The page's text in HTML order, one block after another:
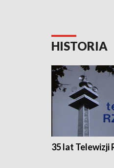
HISTORIA
35 lat Telewizji